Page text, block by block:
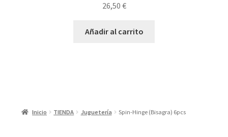
26,50 €
Añadir al carrito
Inicio TIENDA Juguetería Spin-Hinge (Bisagra) 6pcs